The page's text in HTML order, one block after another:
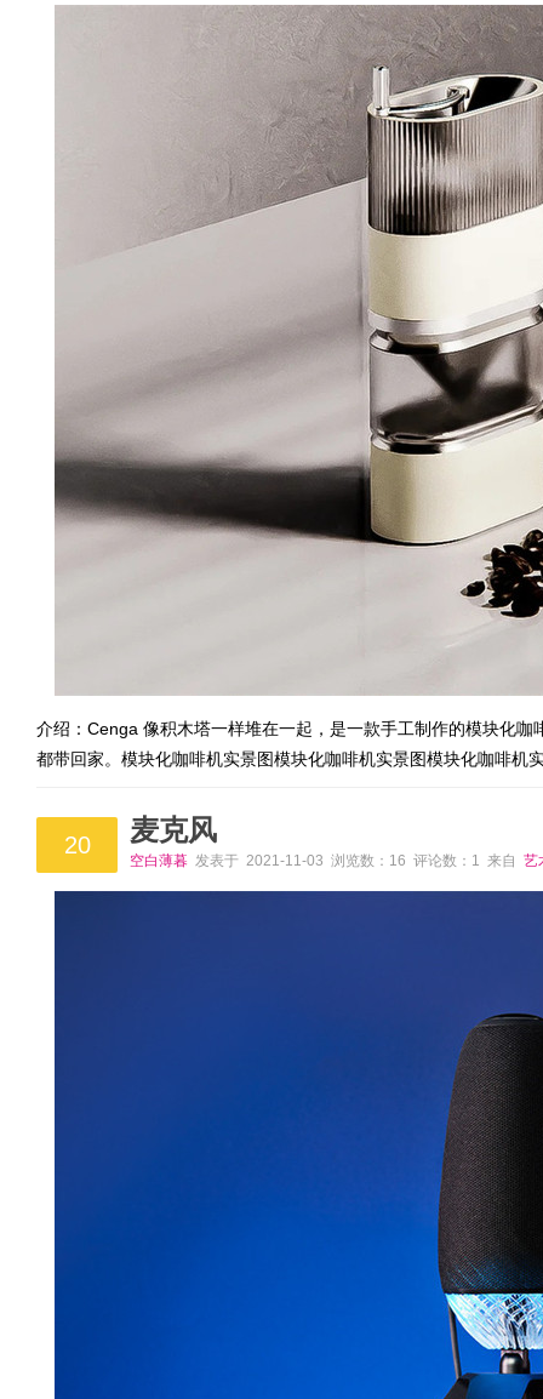
介绍：Cenga 像积木塔一样堆在一起，是一款手工制作的模块化
都带回家。模块化咖啡机实景图模块化咖啡机实景图模块化咖啡机
20 麦克风
空白薄暮 发表于 2021-11-03 浏览数：16 评论数：1 来自 艺